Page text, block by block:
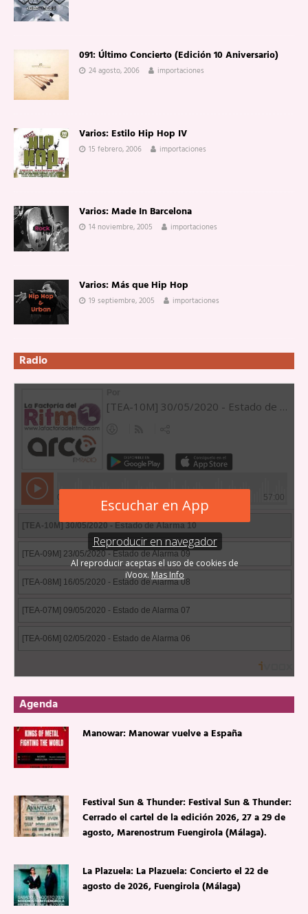
091: Último Concierto (Edición 10 Aniversario)
24 agosto, 2006 importaciones
Varios: Estilo Hip Hop IV
15 febrero, 2006 importaciones
Varios: Made In Barcelona
14 noviembre, 2005 importaciones
Varios: Más que Hip Hop
19 septiembre, 2005 importaciones
Radio
Agenda
Manowar: Manowar vuelve a España
Festival Sun & Thunder: Festival Sun & Thunder:
Cerrado el cartel de la edición 2026, 27 a 29 de
agosto, Marenostrum Fuengirola (Málaga).
La Plazuela: La Plazuela: Concierto el 22 de
agosto de 2026, Fuengirola (Málaga)